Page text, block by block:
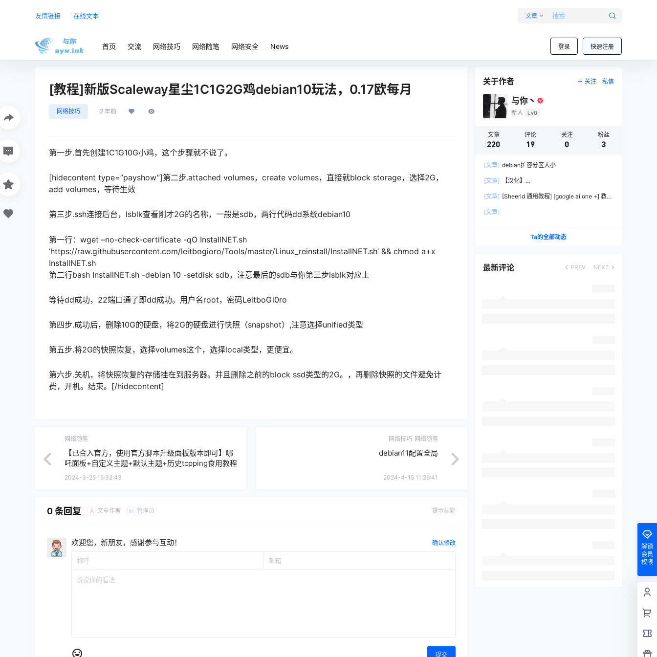
友情链接 在线文本 文章
登录 快速注册
首页 交流 网络技巧 网络随笔 网络安全 News
[教程]新版Scaleway星尘1C1G2G鸡debian10玩法，0.17欧每月
网络技巧 2 年前
第一步.首先创建1C1G10G小鸡，这个步骤就不说了。
[hidecontent type=”payshow”]第二步.attached volumes，create volumes，直接就block storage，选择2G，
add volumes，等待生效
第三步.ssh连接后台，lsblk查看刚才2G的名称，一般是sdb，两行代码dd系统debian10
第一行：wget –no-check-certificate -qO InstallNET.sh
‘https://raw.githubusercontent.com/leitbogioro/Tools/master/Linux_reinstall/InstallNET.sh’ && chmod a+x
InstallNET.sh
第二行bash InstallNET.sh -debian 10 -setdisk sdb，注意最后的sdb与你第三步lsblk对应上
等待dd成功，22端口通了即dd成功。用户名root，密码LeitboGi0ro
第四步.成功后，删除10G的硬盘，将2G的硬盘进行快照（snapshot）,注意选择unified类型
第五步.将2G的快照恢复，选择volumes这个，选择local类型，更便宜。
第六步.关机，将快照恢复的存储挂在到服务器。并且删除之前的block ssd类型的2G。，再删除快照的文件避免计
费，开机。结束。[/hidecontent]
网络随笔
【已合入官方，使用官方脚本升级面板版本即可】哪
吒面板+自定义主题+默认主题+历史tcpping食用教程
2024-3-25 15:32:43
网络技巧 网络随笔
debian11配置全局
2024-4-15 11:29:41
0 条回复 A 文章作者 M 管理员 提示标题
欢迎您，新朋友，感谢参与互动！ 确认修改
提交
关于作者 关注 私信
与你丶
新人 Lv0
文章
220
评论
19
关注
0
粉丝
3
[文章] debian扩容分区大小
[文章]
【汉化】
– 开源 AI 助手部署教程
[文章] [Sheerid 通用教程] [google ai one +] 教你
[文章]
Ta的全部动态
最新评论 PREV NEXT
解锁
会员
权限